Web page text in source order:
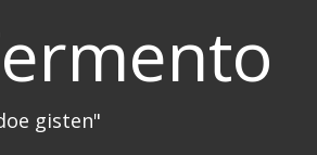
gisten"